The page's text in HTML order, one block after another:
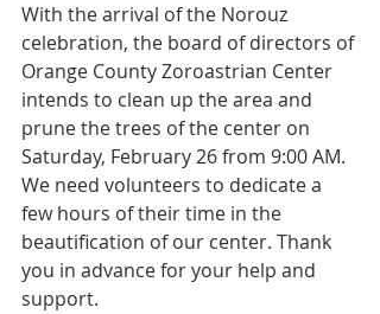
With the arrival of the Norouz
celebration, the board of directors of
Orange County Zoroastrian Center
intends to clean up the area and
prune the trees of the center on
Saturday, February 26 from 9:00 AM.
We need volunteers to dedicate a
few hours of their time in the
beautification of our center. Thank
you in advance for your help and
support.